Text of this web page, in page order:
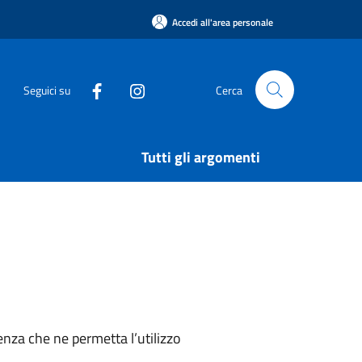
Accedi all'area personale
Seguici su Cerca
Tutti gli argomenti
che ne permetta l’utilizzo